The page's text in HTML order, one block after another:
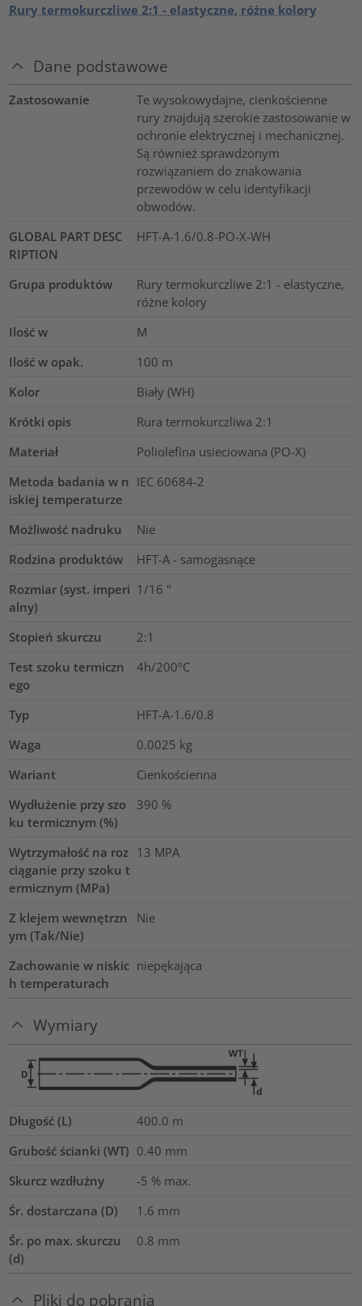
Rury termokurczliwe 2:1 - elastyczne, różne kolory
Dane podstawowe
Zastosowanie
Te wysokowydajne, cienkościenne
rury znajdują szerokie zastosowanie w
ochronie elektrycznej i mechanicznej.
Są również sprawdzonym
rozwiązaniem do znakowania
przewodów w celu identyfikacji
obwodów.
GLOBAL PART DESC
RIPTION
HFT-A-1.6/0.8-PO-X-WH
Grupa produktów
Rury termokurczliwe 2:1 - elastyczne,
różne kolory
Ilość w
M
Ilość w opak.
100 m
Kolor
Biały (WH)
Krótki opis
Rura termokurczliwa 2:1
Materiał
Poliolefina usieciowana (PO-X)
Metoda badania w n
iskiej temperaturze
IEC 60684-2
Możliwość nadruku
Nie
Rodzina produktów
HFT-A - samogasnące
Rozmiar (syst. imperi
alny)
1/16 "
Stopień skurczu
2:1
Test szoku termiczn
ego
4h/200°C
Typ
HFT-A-1.6/0.8
Waga
0.0025 kg
Wariant
Cienkościenna
Wydłużenie przy szo
ku termicznym (%)
390 %
Wytrzymałość na roz
ciąganie przy szoku t
ermicznym (MPa)
13 MPA
Z klejem wewnętrzn
ym (Tak/Nie)
Nie
Zachowanie w niskic
h temperaturach
niepękająca
Wymiary
Długość (L) 400.0 m
Grubość ścianki (WT) 0.40 mm
Skurcz wzdłużny
-5 % max.
Śr. dostarczana (D)
1.6 mm
Śr. po max. skurczu
(d)
0.8 mm
Pliki do pobrania